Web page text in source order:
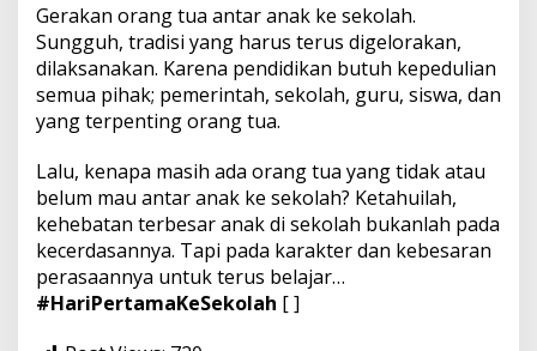
Gerakan orang tua antar anak ke sekolah.
Sungguh, tradisi yang harus terus digelorakan,
dilaksanakan. Karena pendidikan butuh kepedulian
semua pihak; pemerintah, sekolah, guru, siswa, dan
yang terpenting orang tua.
Lalu, kenapa masih ada orang tua yang tidak atau
belum mau antar anak ke sekolah? Ketahuilah,
kehebatan terbesar anak di sekolah bukanlah pada
kecerdasannya. Tapi pada karakter dan kebesaran
perasaannya untuk terus belajar…
#HariPertamaKeSekolah [ ]